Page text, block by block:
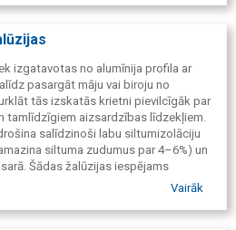
izgatavotas no alumīnija profila ar
pasargāt māju vai biroju no
tās izskatās krietni pievilcīgāk par
tamlīdzīgiem aizsardzības līdzekļiem.
salīdzinoši labu siltumizolāciju
siltuma zudumus par 4–6%) un
Šādas žalūzijas iespējams
vitrīnām, durvīm, garāžu vārtiem vai
Vairāk